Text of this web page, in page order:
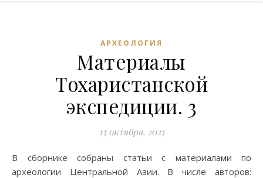
АРХЕОЛОГИЯ
Материалы
Тохаристанской
экспедиции. 3
15 октября, 2025
В сборнике собраны статьи с материалами по
археологии Центральной Азии. В числе авторов: